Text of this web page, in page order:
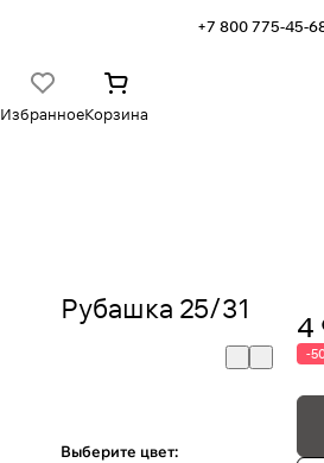
+7 800 775-45-
ИзбранноеКорзина
Рубашка 25/31
Выберите цвет:
4
-